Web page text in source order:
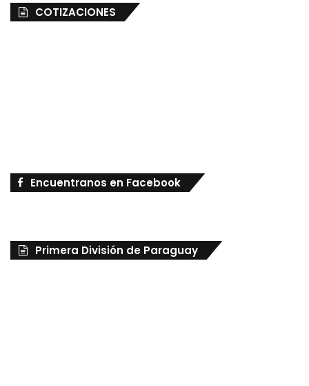
COTIZACIONES
Encuentranos en Facebook
Primera División de Paraguay